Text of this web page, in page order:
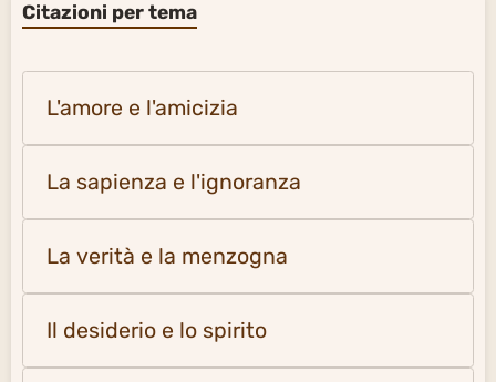
Foto delle pagine di citazioni 2
Musica
Citazioni per tema
L'amore e l'amicizia